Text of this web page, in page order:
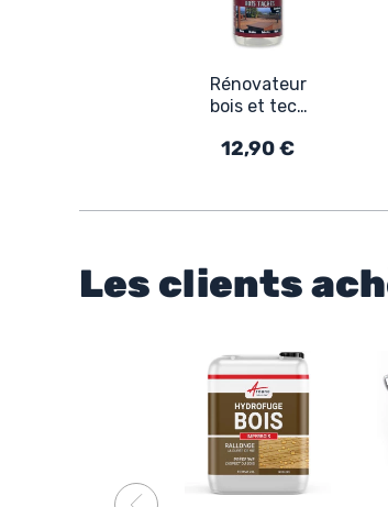
Rénovateur
bois et teck
composite
12,90 €
Les clients